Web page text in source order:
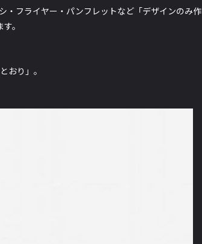
・フライヤー・パンフレットなど「デザインのみ作
。
おり 」。